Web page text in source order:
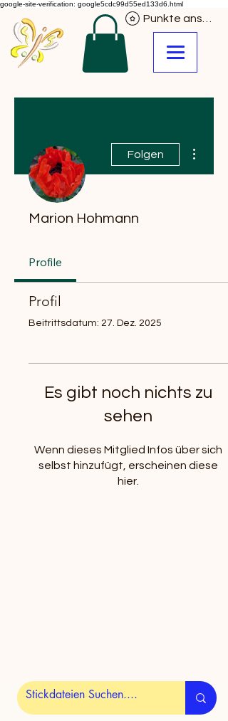
google-site-verification: google5cdc99d55ed133d6.html
Folgen
Marion Hohmann
Profile
Profil
Beitrittsdatum: 27. Dez. 2025
Es gibt noch nichts zu
sehen
Wenn dieses Mitglied Infos über sich
selbst hinzufügt, erscheinen diese
hier.